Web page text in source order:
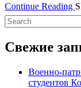
Continue Reading
Свежие
Военно-
студентов